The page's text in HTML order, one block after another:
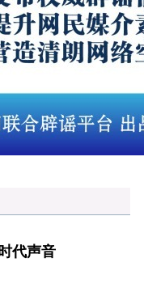
代声音